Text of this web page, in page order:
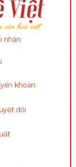
nhận
khoản
đối